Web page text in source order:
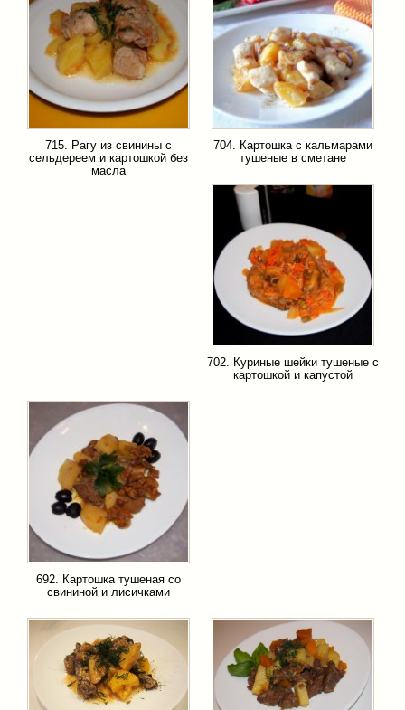
715. Рагу из свинины с
сельдереем и картошкой без
масла
704. Картошка с кальмарами
тушеные в сметане
702. Куриные шейки тушеные с
картошкой и капустой
692. Картошка тушеная со
свининой и лисичками